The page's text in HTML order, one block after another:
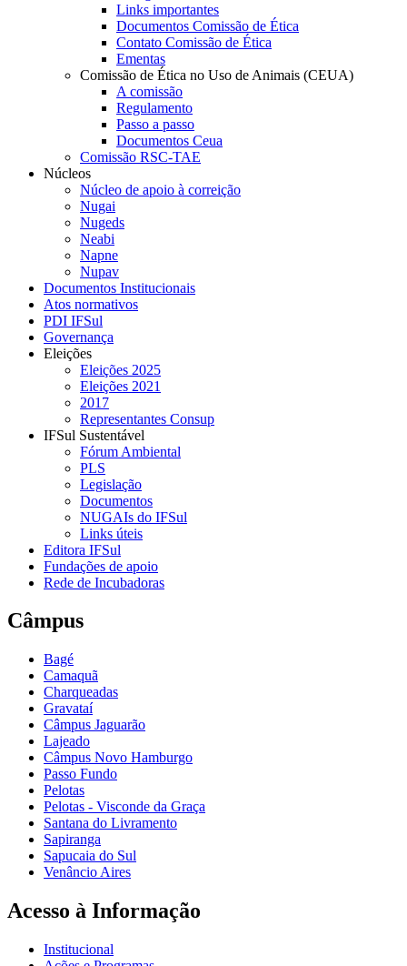
Links importantes
Documentos Comissão de Ética
Contato Comissão de Ética
Ementas
Comissão de Ética no Uso de Animais (CEUA)
A comissão
Regulamento
Passo a passo
Documentos Ceua
Comissão RSC-TAE
Núcleos
Núcleo de apoio à correição
Nugai
Nugeds
Neabi
Napne
Nupav
Documentos Institucionais
Atos normativos
PDI IFSul
Governança
Eleições
Eleições 2025
Eleições 2021
2017
Representantes Consup
IFSul Sustentável
Fórum Ambiental
PLS
Legislação
Documentos
NUGAIs do IFSul
Links úteis
Editora IFSul
Fundações de apoio
Rede de Incubadoras
Câmpus
Bagé
Camaquã
Charqueadas
Gravataí
Câmpus Jaguarão
Lajeado
Câmpus Novo Hamburgo
Passo Fundo
Pelotas
Pelotas - Visconde da Graça
Santana do Livramento
Sapiranga
Sapucaia do Sul
Venâncio Aires
Acesso à Informação
Institucional